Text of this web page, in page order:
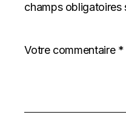
champs obligatoires